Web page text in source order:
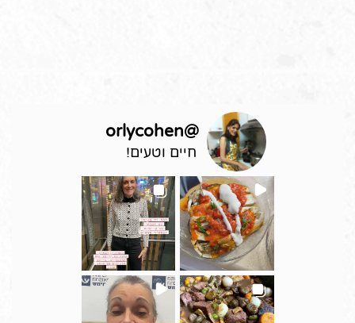
@
orlycohen
חיים וטעים!